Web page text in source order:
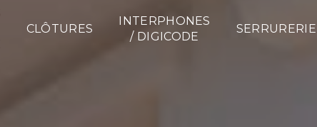
CLÔTURES
INTERPHONES
/ DIGICODE
SERRURERIE